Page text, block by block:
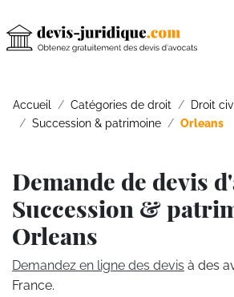
Accueil Catégories de droit
Droit
Succession & patrimoine
Orleans
Demande de devis
Succession &
Orleans
Demandez en ligne des devis à des
France.